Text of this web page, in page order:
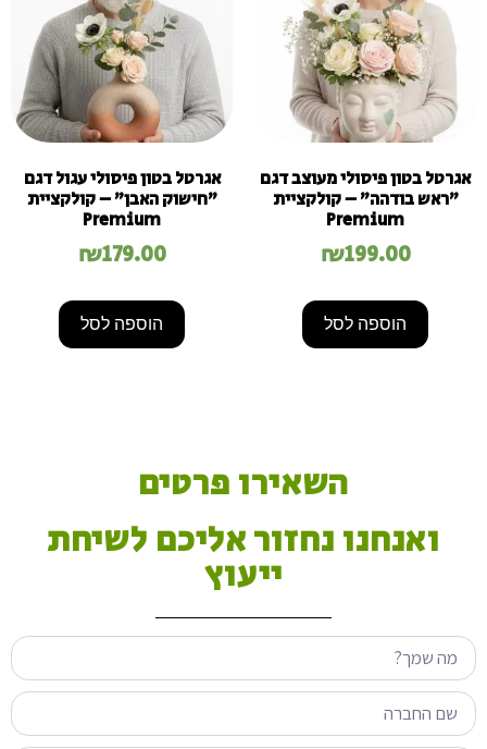
אגרטל בטון פיסולי מעוצב דגם
"ראש בודהה" – קולקציית
Premium
₪199.00
הוספה לסל
אגרטל בטון פיסולי עגול דגם
"חישוק האבן" – קולקציית
Premium
₪179.00
הוספה לסל
השאירו פרטים
ואנחנו נחזור אליכם לשיחת
ייעוץ